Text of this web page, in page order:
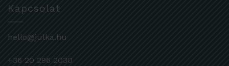
Kapcsolat
hello@julka.hu
+36 20 296 2030